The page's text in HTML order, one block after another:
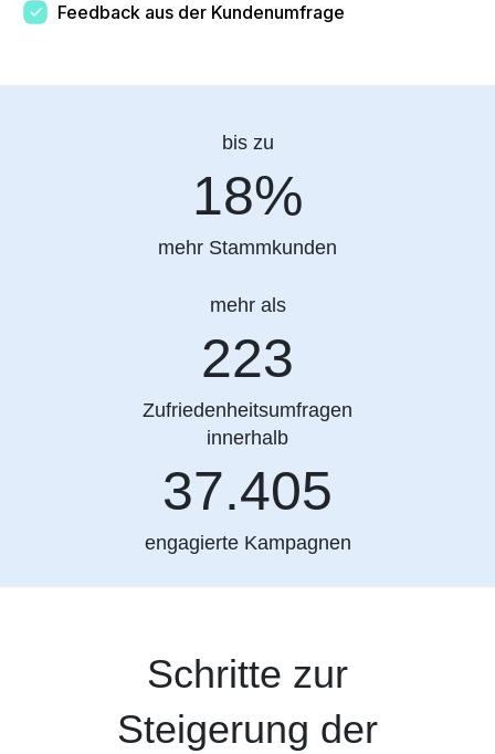
Feedback aus der Kundenumfrage
bis zu
18%
mehr Stammkunden
mehr als
223
Zufriedenheitsumfragen
innerhalb
37.496
engagierte Kampagnen
Schritte zur
Steigerung der